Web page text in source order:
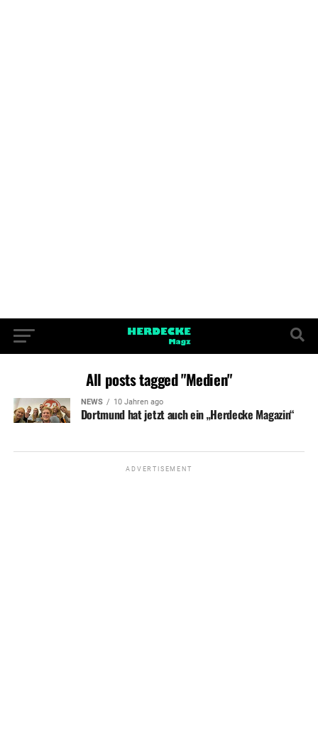
All posts tagged "Medien"
NEWS 10 Jahren ago
Dortmund hat jetzt auch ein „Herdecke Magazin“
ADVERTISEMENT